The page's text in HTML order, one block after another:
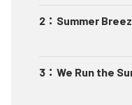
2 ： Summer
3 ： We Run the